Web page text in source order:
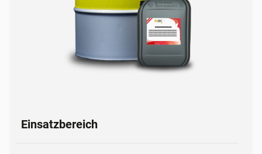
Einsatzbereich